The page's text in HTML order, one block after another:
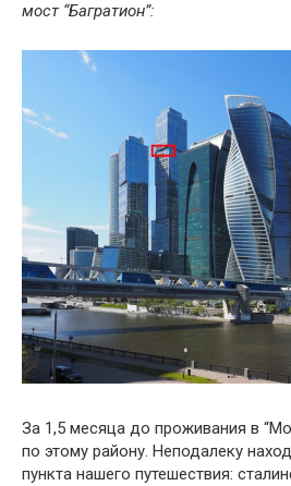
мост “Багратион”:
За 1,5 месяца до проживания в
по этому району. Неподалеку
пункта нашего путешествия: